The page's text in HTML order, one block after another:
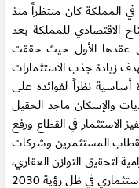
المملكة كان منتظراً منذ
الاقتصادي للمملكة بعد
إكمال عقدها الأول حيث حققت
زيادة جذب الاستثمارات
أساسية نظراً لفوائده على
والإسكان ماجد الحقيل
الاستثمار في القطاع ورفع
المستثمرين وشركات
لتحقيق التوازن العقاري،